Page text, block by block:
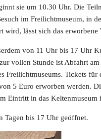
sie um 10.30 Uhr. Die
im Freilichtmuseum, in
wird, lässt sich das
von 11 Uhr bis 17 Uhr
vollen Stunde ist Abfahrt
Freilichtmuseums. Tickets
5 Euro erworben werden.
Eintritt in das Keltenmuseum
Tagen bis 17 Uhr geöffnet.